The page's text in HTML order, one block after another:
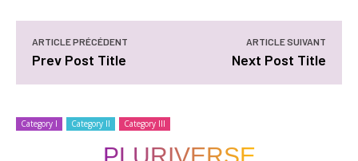
Category I Category II Category III
ARTICLE PRÉCÉDENT
Prev Post Title
ARTICLE SUIVANT
Next Post Title